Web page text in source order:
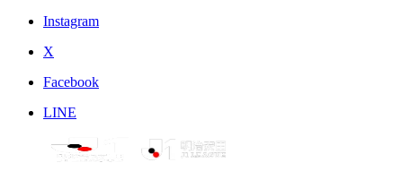
Instagram
X
Facebook
LINE